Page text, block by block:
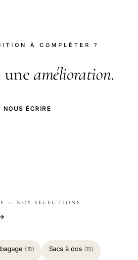
À COMPLÉTER ?
une amélioration.
NOUS ÉCRIRE
— NOS SÉLECTIONS
(15) Sacs à dos (15)